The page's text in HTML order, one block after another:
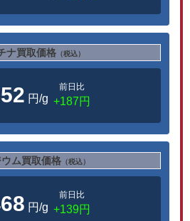
ナ買取価格 （税込）
円/g
前日比
+187円
ム買取価格 （税込）
円/g
前日比
+139円